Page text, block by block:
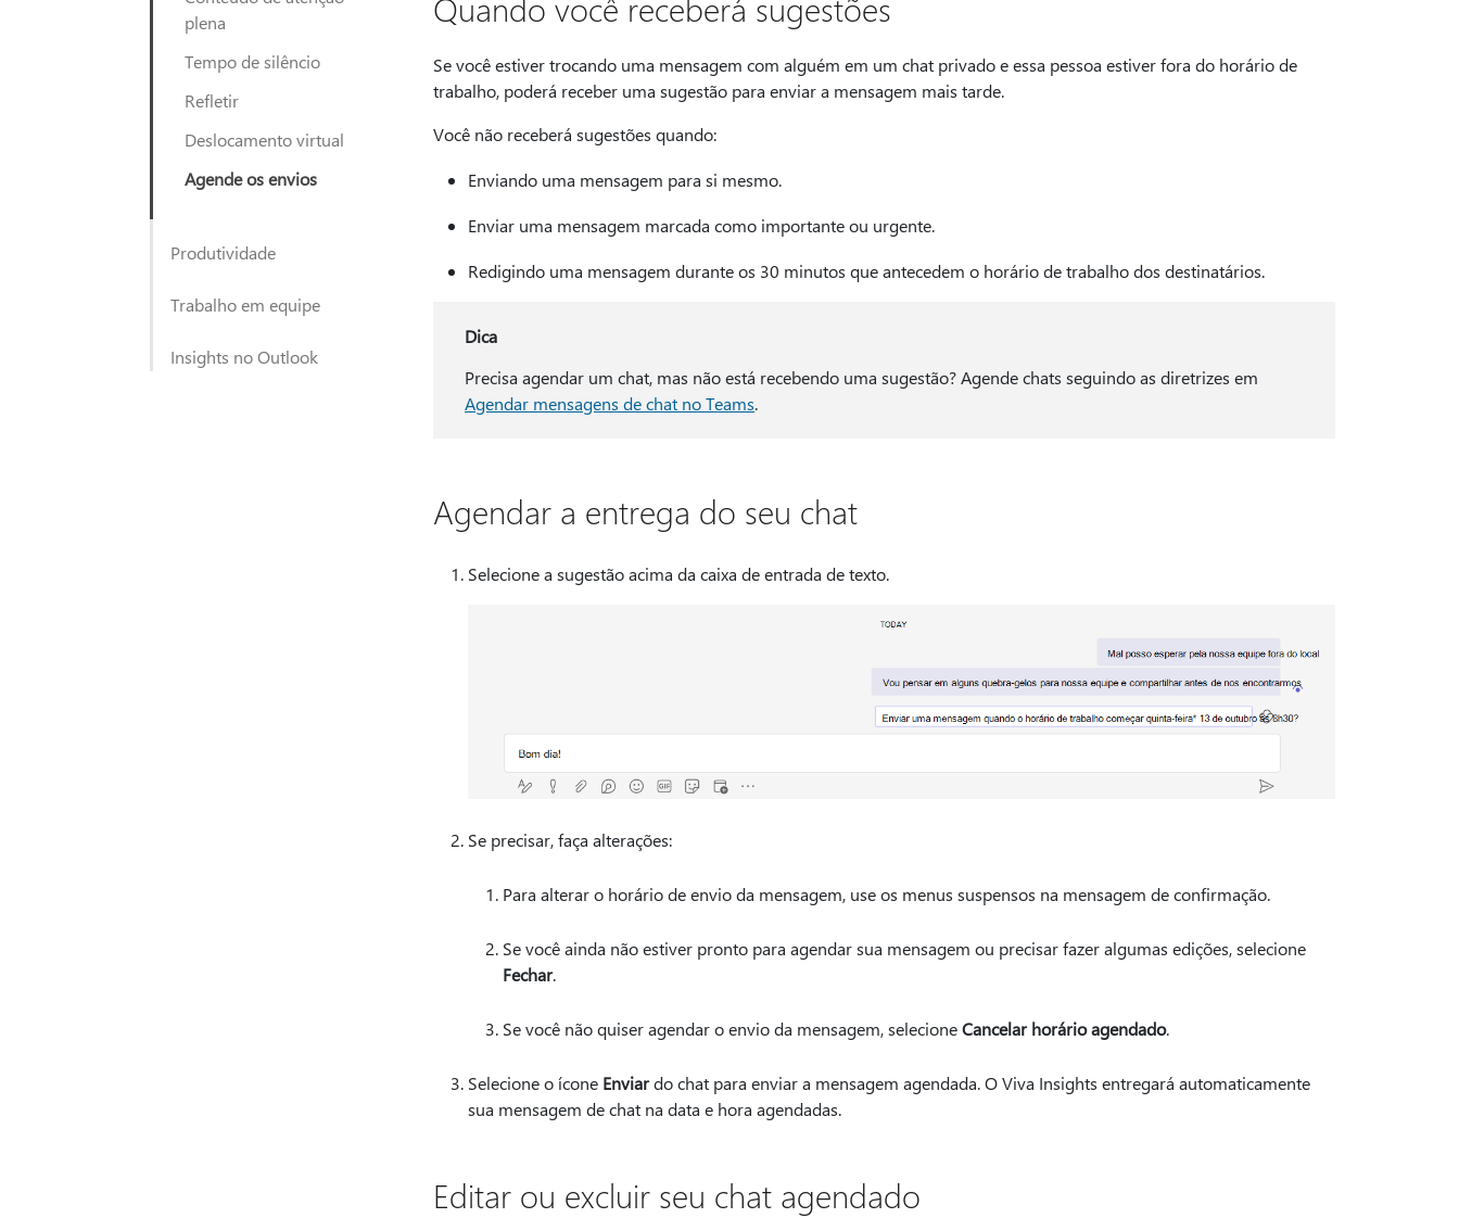
plena
Tempo de silêncio
Refletir
Deslocamento virtual
Agende os envios
Produtividade
Trabalho em equipe
Insights no Outlook
Quando você receberá sugestões
Se você estiver trocando uma mensagem com alguém em um chat privado e essa pessoa estiver fora do horário de
trabalho, poderá receber uma sugestão para enviar a mensagem mais tarde.
Você não receberá sugestões quando:
Enviando uma mensagem para si mesmo.
Enviar uma mensagem marcada como importante ou urgente.
Redigindo uma mensagem durante os 30 minutos que antecedem o horário de trabalho dos destinatários.
Dica
Precisa agendar um chat, mas não está recebendo uma sugestão? Agende chats seguindo as diretrizes em
Agendar mensagens de chat no Teams.
Agendar a entrega do seu chat
Selecione a sugestão acima da caixa de entrada de texto.
Se precisar, faça alterações:
Para alterar o horário de envio da mensagem, use os menus suspensos na mensagem de confirmação.
Se você ainda não estiver pronto para agendar sua mensagem ou precisar fazer algumas edições, selecione
Fechar.
Se você não quiser agendar o envio da mensagem, selecioneCancelar horário agendado.
Selecione o ícone Enviardo chat para enviar a mensagem agendada. O Viva Insights entregará automaticamente
sua mensagem de chat na data e hora agendadas.
Editar ou excluir seu chat agendado